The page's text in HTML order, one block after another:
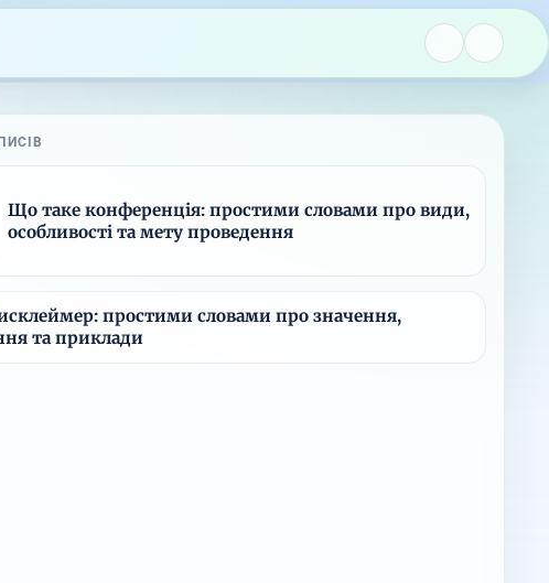
Що таке конференція: простими словами про види,
особливості та мету проведення
простими словами про значення,
та приклади